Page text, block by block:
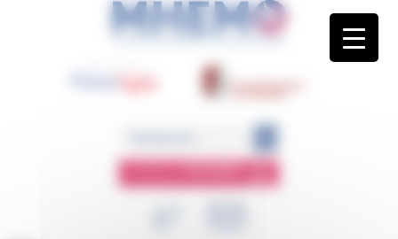
ESPACEMEMBRE
Panneau de gestion des cookies